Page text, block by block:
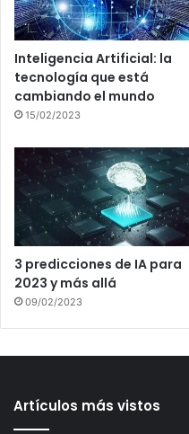
Inteligencia Artificial: la
tecnología que está
cambiando el mundo
15/02/2023
3 predicciones de IA para
2023 y más allá
09/02/2023
Artículos más vistos